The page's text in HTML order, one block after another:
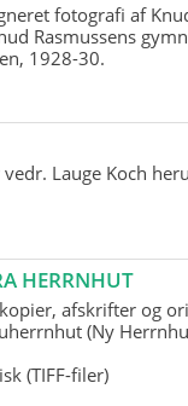
fotografi af
Rasmussens
1928-30.
Lauge Koch
HERRNHUT
afskrifter og
(Ny
(TIFF-filer)